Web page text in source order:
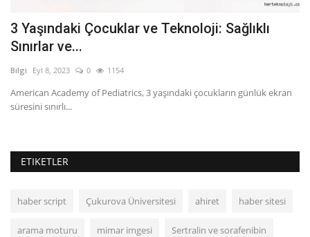
3 Yaşındaki Çocuklar ve Teknoloji: Sağlıklı
Sınırlar ve...
Bilgi Eyl 8, 2023 0 1154
American Academy of Pediatrics, 3 yaşındaki çocukların günlük ekran
süresini sınırlı...
ETIKETLER
haber script Çukurova Üniversitesi ahiret haber sitesi
arama moturu mimar imgesi Sertralin ve sorafenibin